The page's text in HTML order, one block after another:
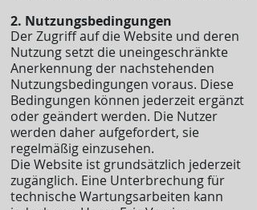
2. Nutzungsbedingungen
Der Zugriff auf die Website und deren
Nutzung setzt die uneingeschränkte
Anerkennung der nachstehenden
Nutzungsbedingungen voraus. Diese
Bedingungen können jederzeit ergänzt
oder geändert werden. Die Nutzer
werden daher aufgefordert, sie
regelmäßig einzusehen.
Die Website ist grundsätzlich jederzeit
zugänglich. Eine Unterbrechung für
technische Wartungsarbeiten kann